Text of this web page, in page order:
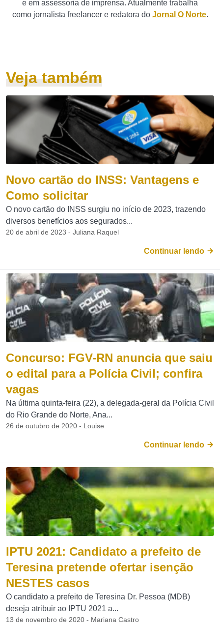
e em assessoria de imprensa. Atualmente trabalha
como jornalista freelancer e redatora do Jornal O Norte.
Veja também
Novo cartão do INSS: Vantagens e
Como solicitar
O novo cartão do INSS surgiu no início de 2023, trazendo
diversos benefícios aos segurados...
20 de abril de 2023 - Juliana Raquel
Continuar lendo
Concurso: FGV-RN anuncia que saiu
o edital para a Polícia Civil; confira
vagas
Na última quinta-feira (22), a delegada-geral da Polícia Civil
do Rio Grande do Norte, Ana...
26 de outubro de 2020 - Louise
Continuar lendo
IPTU 2021: Candidato a prefeito de
Teresina pretende ofertar isenção
NESTES casos
O candidato a prefeito de Teresina Dr. Pessoa (MDB)
deseja atribuir ao IPTU 2021 a...
13 de novembro de 2020 - Mariana Castro